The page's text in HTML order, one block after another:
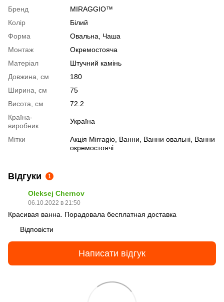
Бренд
MIRAGGIO™
Колір
Білий
Форма
Овальна, Чаша
Монтаж
Окремостояча
Матеріал
Штучний камінь
Довжина, см
180
Ширина, см
75
Висота, см
72.2
Країна-
виробник
Україна
Мітки Акція Mirragio Ванни Ванни овальні Ванни
окремостоячі
Відгуки 1
Oleksej Chernov
06.10.2022 в 21:50
Красивая ванна. Порадовала бесплатная доставка
Відповісти
Написати відгук